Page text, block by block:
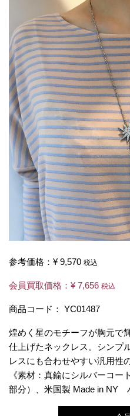
参考価格： ¥ 9,570 税込
会員買取価格： ¥ 7,656 税込
商品コード： YC01487
煌めく星のモチーフが胸元で
仕上げたネックレス。シンプ
レスにも合わせやすい汎用性
《素材：真鍮にシルバーコー
部分）、米国製 Made in NY